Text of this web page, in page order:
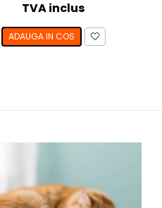
TVA inclus
ADAUGA IN COS